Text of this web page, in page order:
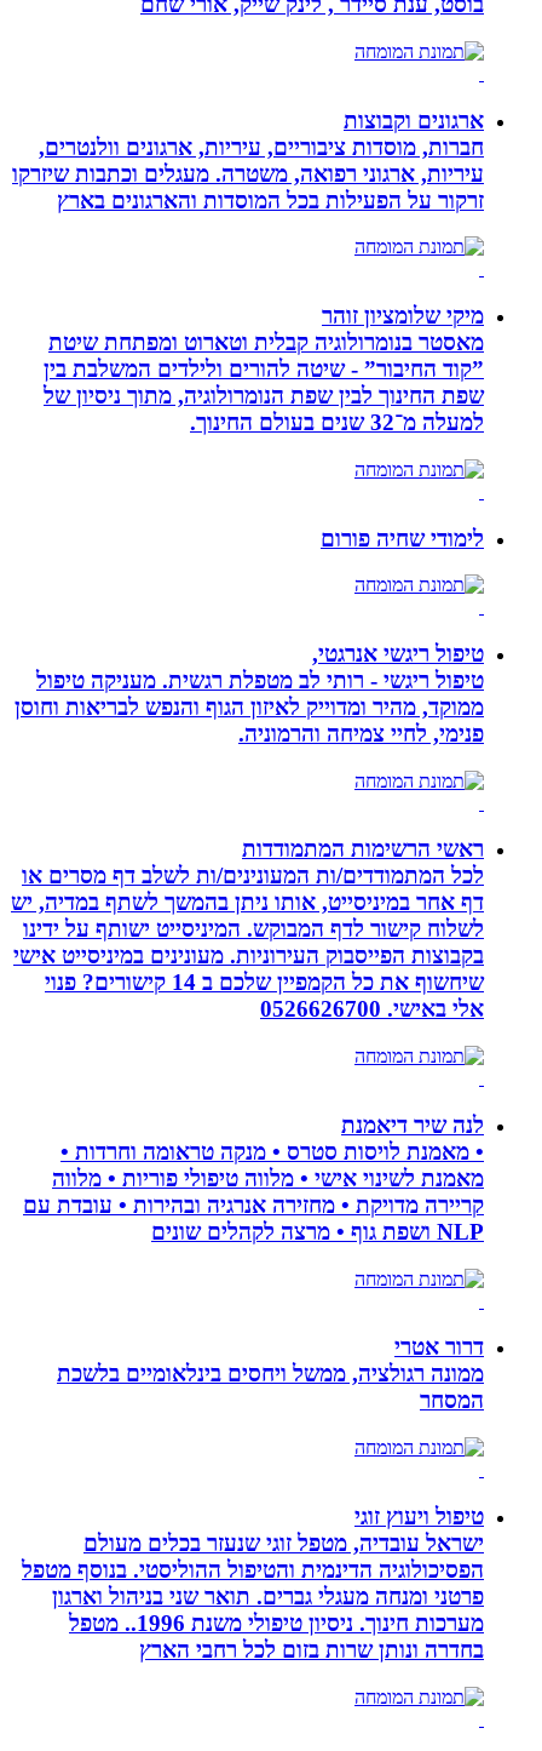
ארגונים וקבוצות
חברות, מוסדות ציבוריים, עיריות, ארגונים וולנטרים,
עיריות, ארגוני רפואה, משטרה. מעגלים וכתבות שיזרקו
זרקור על הפעילות בכל המוסדות והארגונים בארץ
מיקי שלומציון זוהר
מאסטר בנומרולוגיה קבלית וטארוט ומפתחת שיטת
”קוד החיבור” - שיטה להורים ולילדים המשלבת בין
שפת החינוך לבין שפת הנומרולוגיה, מתוך ניסיון של
למעלה מ־32 שנים בעולם החינוך.
לימודי שחיה פורום
טיפול ריגשי אנרגטי,
טיפול ריגשי - רותי לב מטפלת רגשית. מעניקה טיפול
ממוקד, מהיר ומדוייק לאיזון הגוף והנפש לבריאות וחוסן
פנימי, לחיי צמיחה והרמוניה.
ראשי הרשימות המתמודדות
לכל המתמודדים/ות המעונינים/ות לשלב דף מסרים או
דף אחר במיניסייט, אותו ניתן בהמשך לשתף במדיה, יש
לשלוח קישור לדף המבוקש. המיניסייט ישותף על ידינו
בקבוצות הפייסבוק העירוניות. מעונינים במיניסייט אישי
שיחשוף את כל הקמפיין שלכם ב 14 קישורים? פנוי
אלי באישי. 0526626700
לנה שיר דיאמנת
• מאמנת לויסות סטרס • מנקה טראומה וחרדות •
מאמנת לשינוי אישי • מלווה טיפולי פוריות • מלווה
קריירה מדויקת • מחזירה אנרגיה ובהירות • עובדת עם
דרור אטרי
ממונה רגולציה, ממשל ויחסים בינלאומיים בלשכת
המסחר
טיפול ויעוץ זוגי
ישראל עובדיה, מטפל זוגי שנעזר בכלים מעולם
הפסיכולוגיה הדינמית והטיפול ההוליסטי. בנוסף מטפל
פרטני ומנחה מעגלי גברים. תואר שני בניהול וארגון
מערכות חינוך. ניסיון טיפולי משנת 1996.. מטפל
בחדרה ונותן שרות בזום לכל רחבי הארץ